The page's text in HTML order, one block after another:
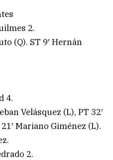
2.
(Q). ST 9′ Hernán
4.
Velásquez (L), PT 32′
Mariano Giménez (L).
2.